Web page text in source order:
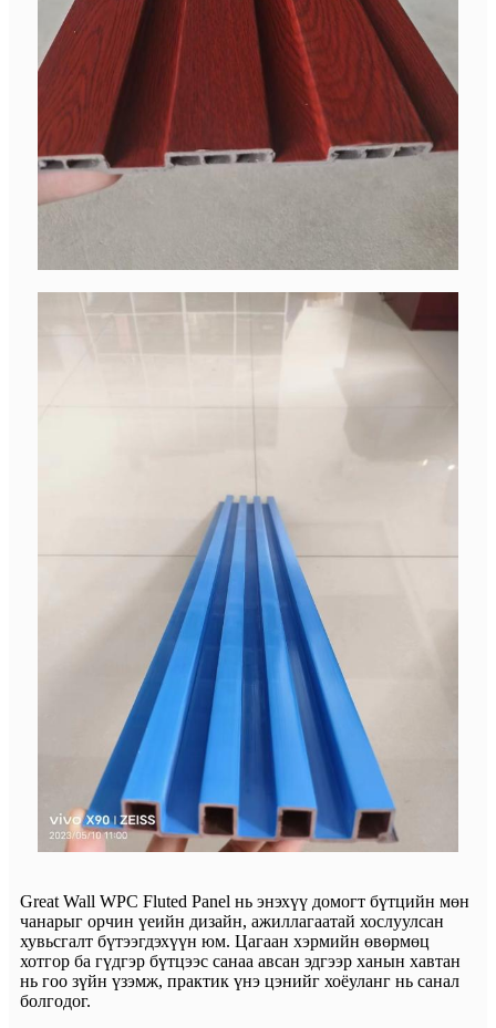
Great Wall WPC Fluted Panel нь энэхүү домогт бүтцийн мөн
чанарыг орчин үеийн дизайн, ажиллагаатай хослуулсан
хувьсгалт бүтээгдэхүүн юм. Цагаан хэрмийн өвөрмөц
хотгор ба гүдгэр бүтцээс санаа авсан эдгээр ханын хавтан
нь гоо зүйн үзэмж, практик үнэ цэнийг хоёуланг нь санал
болгодог.